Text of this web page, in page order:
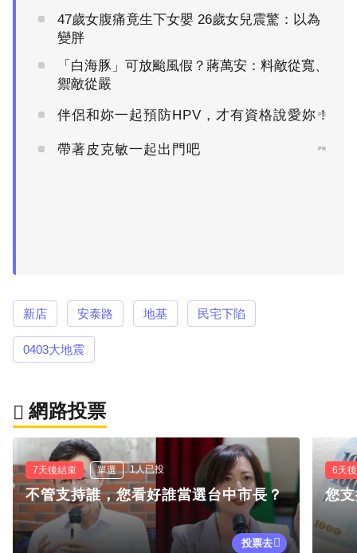
47歲女腹痛竟生下女嬰 26歲女兒震驚：以為
變胖
「白海豚」可放颱風假？蔣萬安：料敵從寬、
禦敵從嚴
伴侶和妳一起預防HPV，才有資格說愛妳！
PR
帶著皮克敏一起出門吧 PR
新店 安泰路 地基 民宅下陷
0403大地震
網路投票
7天後結束 單選 1人已投
不管支持誰，您看好誰當選台中市長？
投票去
6天
您